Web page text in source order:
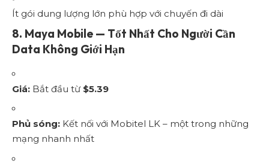
Ít gói dung lượng lớn phù hợp với chuyến đi dài
8. Maya Mobile — Tốt Nhất Cho Người Cần
Data Không Giới Hạn
Giá: Bắt đầu từ $5.39
Phủ sóng: Kết nối với Mobitel LK – một trong những
mạng nhanh nhất